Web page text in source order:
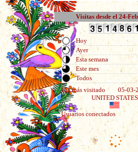
Visitas desde el 24-
Hoy
Ayer
Esta semana
Este mes
Todos
Día más visitado
05-03-
UNITED STATES
Usuarios conectados